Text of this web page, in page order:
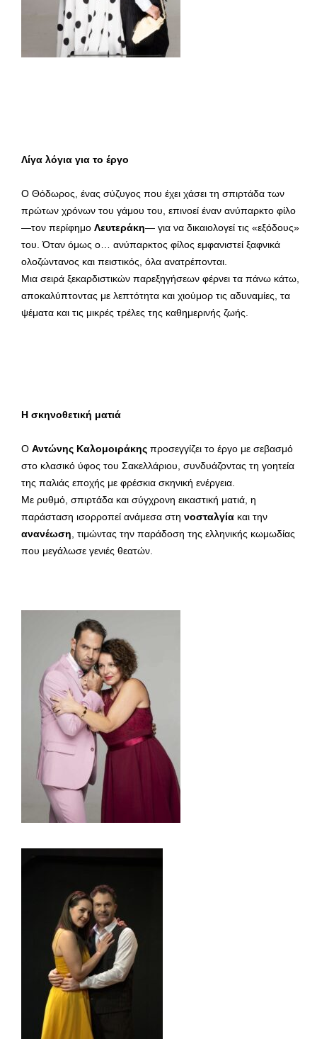
Λίγα λόγια για το έργο
Ο Θόδωρος, ένας σύζυγος που έχει χάσει τη σπιρτάδα των
πρώτων χρόνων του γάμου του, επινοεί έναν ανύπαρκτο φίλο
—τον περίφημο Λευτεράκη— για να δικαιολογεί τις «εξόδους»
του. Όταν όμως ο… ανύπαρκτος φίλος εμφανιστεί ξαφνικά
ολοζώντανος και πειστικός, όλα ανατρέπονται.
Μια σειρά ξεκαρδιστικών παρεξηγήσεων φέρνει τα πάνω κάτω,
αποκαλύπτοντας με λεπτότητα και χιούμορ τις αδυναμίες, τα
ψέματα και τις μικρές τρέλες της καθημερινής ζωής.
Η σκηνοθετική ματιά
Ο Αντώνης Καλομοιράκης προσεγγίζει το έργο με σεβασμό
στο κλασικό ύφος του Σακελλάριου, συνδυάζοντας τη γοητεία
της παλιάς εποχής με φρέσκια σκηνική ενέργεια.
Με ρυθμό, σπιρτάδα και σύγχρονη εικαστική ματιά, η
παράσταση ισορροπεί ανάμεσα στη νοσταλγία και την
ανανέωση , τιμώντας την παράδοση της ελληνικής κωμωδίας
που μεγάλωσε γενιές θεατών.